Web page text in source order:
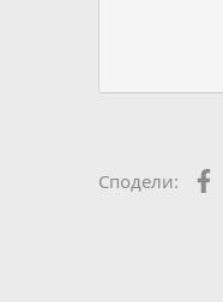
Сподели: